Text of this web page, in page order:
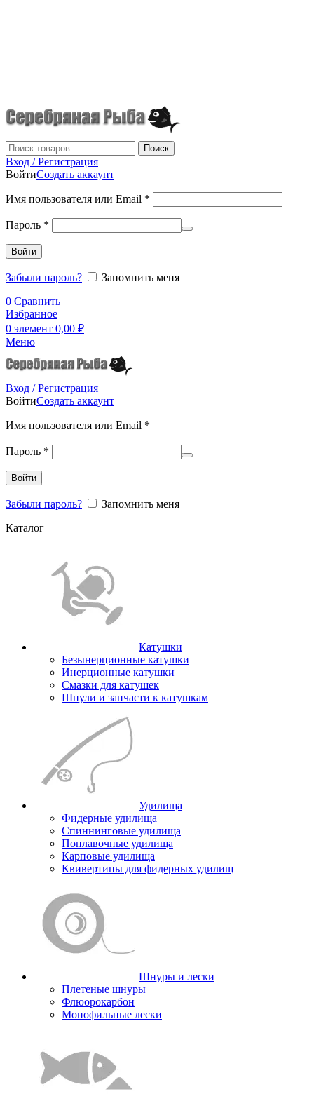
Поиск
Вход / Регистрация
ВойтиСоздать аккаунт
Имя пользователя или Email *
Пароль *
Войти
Забыли пароль?
Запомнить меня
0 Сравнить
Избранное
0 элемент 0,00 ₽
Меню
Вход / Регистрация
ВойтиСоздать аккаунт
Имя пользователя или Email *
Пароль *
Войти
Забыли пароль?
Запомнить меня
Каталог
Катушки
Безынерционные катушки
Инерционные катушки
Смазки для катушек
Шпули и запчасти к катушкам
Удилища
Фидерные удилища
Спиннинговые удилища
Поплавочные удилища
Карповые удилища
Квивертипы для фидерных удилищ
Шнуры и лески
Плетеные шнуры
Флюорокарбон
Монофильные лески